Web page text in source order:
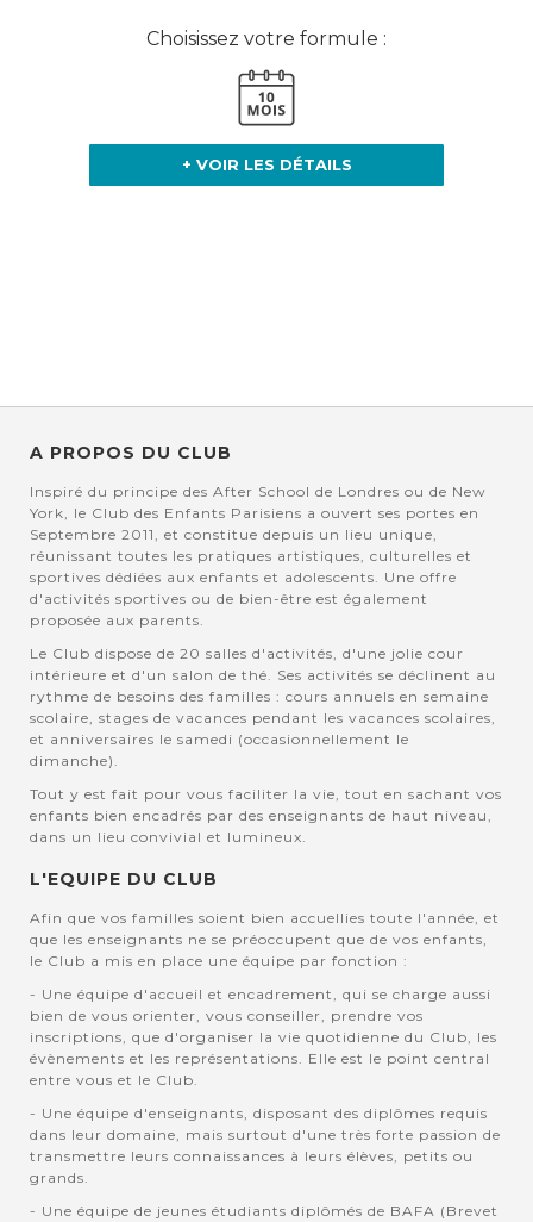
Choisissez votre formule :
+ VOIR LES DÉTAILS
A PROPOS DU CLUB
Inspiré du principe des After School de Londres ou de New
York, le Club des Enfants Parisiens a ouvert ses portes en
Septembre 2011, et constitue depuis un lieu unique,
réunissant toutes les pratiques artistiques, culturelles et
sportives dédiées aux enfants et adolescents. Une offre
d'activités sportives ou de bien-être est également
proposée aux parents.
Le Club dispose de 20 salles d'activités, d'une jolie cour
intérieure et d'un salon de thé. Ses activités se déclinent au
rythme de besoins des familles : cours annuels en semaine
scolaire, stages de vacances pendant les vacances scolaires,
et anniversaires le samedi (occasionnellement le
dimanche).
Tout y est fait pour vous faciliter la vie, tout en sachant vos
enfants bien encadrés par des enseignants de haut niveau,
dans un lieu convivial et lumineux.
L'EQUIPE DU CLUB
Afin que vos familles soient bien accuellies toute l'année, et
que les enseignants ne se préoccupent que de vos enfants,
le Club a mis en place une équipe par fonction :
- Une équipe d'accueil et encadrement, qui se charge aussi
bien de vous orienter, vous conseiller, prendre vos
inscriptions, que d'organiser la vie quotidienne du Club, les
évènements et les représentations. Elle est le point central
entre vous et le Club.
- Une équipe d'enseignants, disposant des diplômes requis
dans leur domaine, mais surtout d'une très forte passion de
transmettre leurs connaissances à leurs élèves, petits ou
grands.
- Une équipe de jeunes étudiants diplômés de BAFA (Brevet